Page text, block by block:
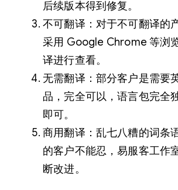
后续版本得到修复。
不可翻译：对于不可翻译的
采用 Google Chrome 等浏
译进行查看。
无需翻译：部分客户是需要
品，完全可以，语言包完全
即可。
商用翻译：乱七八糟的词条
的客户不能忍，易服客工作
断改进。